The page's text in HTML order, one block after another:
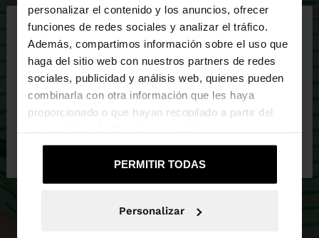
personalizar el contenido y los anuncios, ofrecer
funciones de redes sociales y analizar el tráfico.
Además, compartimos información sobre el uso que
haga del sitio web con nuestros partners de redes
sociales, publicidad y análisis web, quienes pueden
combinarla con otra información que les haya
proporcionado o que hayan recopilado a partir del
PERMITIR TODAS
Personalizar
hola
Estás accediendo a la web de Mexico. ¿Quieres ir a
la web de United States?